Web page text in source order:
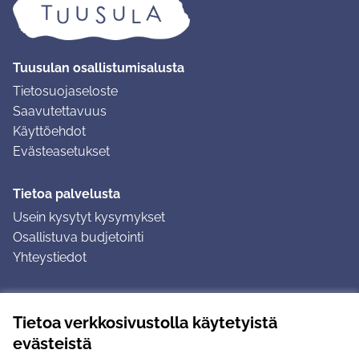
Tietoa verkkosivustolla käytetyistä
evästeistä
Tuusulan osallistumisalusta
Tietosuojaseloste
Saavutettavuus
Käyttöehdot
Evästeasetukset
Tietoa palvelusta
Usein kysytyt kysymykset
Osallistuva budjetointi
Yhteystiedot
Ohjeet kirjautumiseen
Ohjeet kommentin jättämiseen